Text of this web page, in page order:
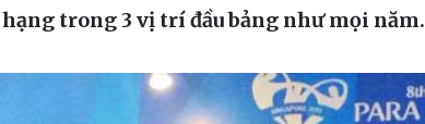
trong 3 vị trí đầu bảng như mọi năm.